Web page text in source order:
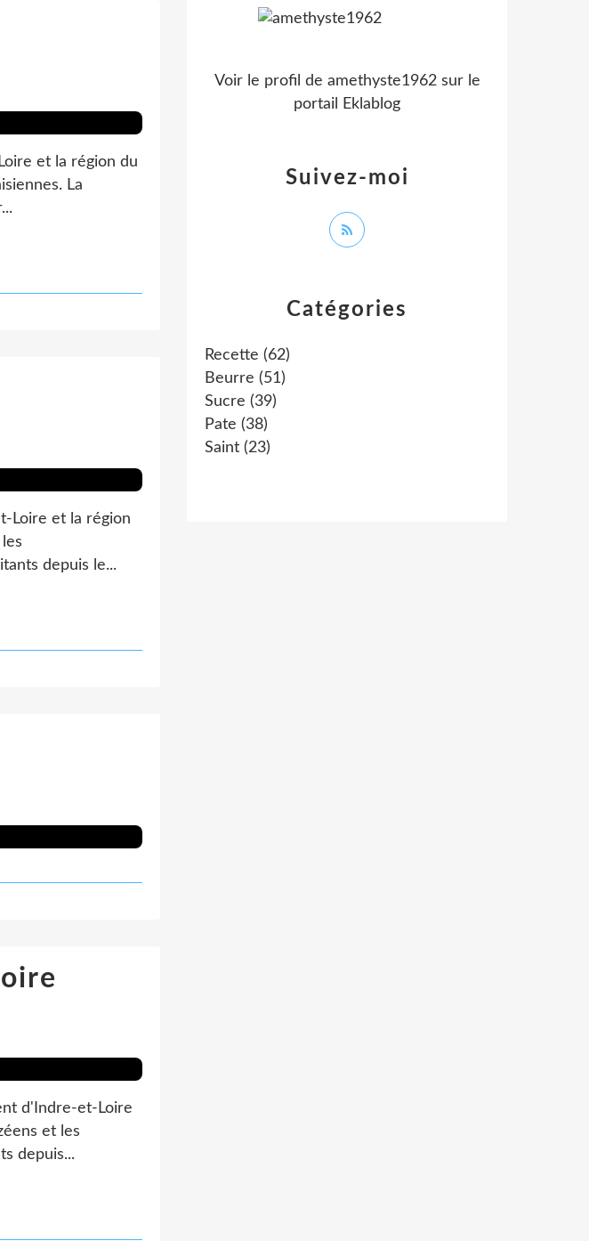
et la région du
La
Loire et la région
depuis le...
d'Indre-et-Loire
et les
depuis...
Catégories
Recette (62)
Beurre (51)
Sucre (39)
Pate (38)
Saint (23)
Suivez-moi
Voir le profil de amethyste1962sur le
portail Eklablog